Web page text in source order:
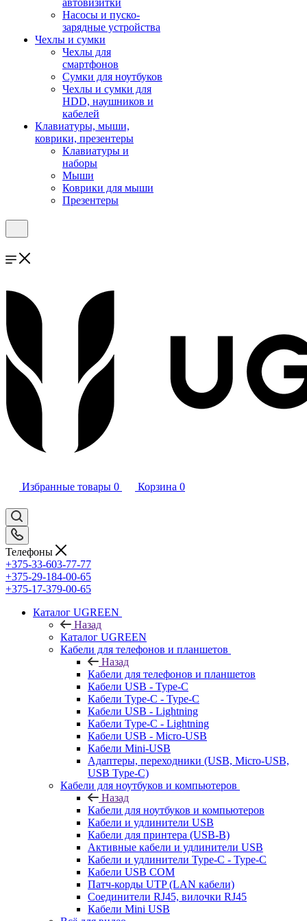
автовизитки
Насосы и пуско-
зарядные устройства
Чехлы и сумки
Чехлы для
смартфонов
Сумки для ноутбуков
Чехлы и сумки для
HDD, наушников и
кабелей
Клавиатуры, мыши,
коврики, презентеры
Клавиатуры и
наборы
Мыши
Коврики для мыши
Презентеры
Избранные товары 0 Корзина 0
Телефоны
+375-33-603-77-77
+375-29-184-00-65
+375-17-379-00-65
Каталог UGREEN
Назад
Каталог UGREEN
Кабели для телефонов и планшетов
Назад
Кабели для телефонов и планшетов
Кабели USB - Type-C
Кабели Type-C - Type-C
Кабели USB - Lightning
Кабели Type-C - Lightning
Кабели USB - Micro-USB
Кабели Mini-USB
Адаптеры, переходники (USB, Micro-USB,
USB Type-C)
Кабели для ноутбуков и компьютеров
Назад
Кабели для ноутбуков и компьютеров
Кабели и удлинители USB
Кабели для принтера (USB-B)
Активные кабели и удлинители USB
Кабели и удлинители Type-C - Type-C
Кабели USB COM
Патч-корды UTP (LAN кабели)
Соединители RJ45, вилочки RJ45
Кабели Mini USB